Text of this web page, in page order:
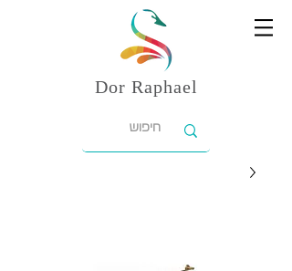
Dor Raphael